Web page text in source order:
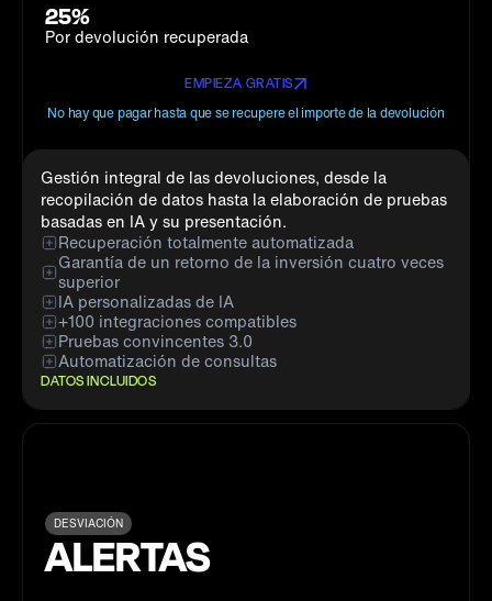
25%
Por devolución recuperada
EMPIEZA GRATIS
No hay que pagar hasta que se recupere el importe de la devolución
Gestión integral de las devoluciones, desde la
recopilación de datos hasta la elaboración de pruebas
basadas en IA y su presentación.
Recuperación totalmente automatizada
Garantía de un retorno de la inversión cuatro veces
superior
IA personalizadas de IA
+100 integraciones compatibles
Pruebas convincentes 3.0
Automatización de consultas
DATOS INCLUIDOS
DESVIACIÓN
ALERTAS